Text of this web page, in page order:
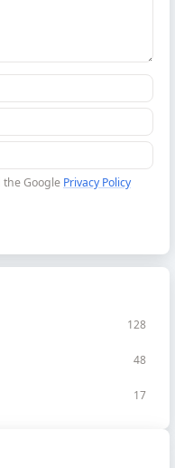
128
48
17
the Google Privacy Policy